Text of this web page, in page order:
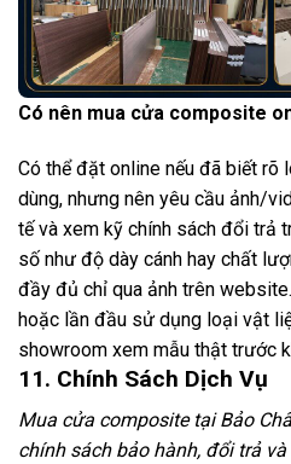
Có nên mua cửa composite
Có thể đặt online nếu đã biết rõ
dùng, nhưng nên yêu cầu ảnh/
tế và xem kỹ chính sách đổi trả
số như độ dày cánh hay chất
đầy đủ chỉ qua ảnh trên
hoặc lần đầu sử dụng loại vật
showroom xem mẫu thật trước
11. Chính Sách Dịch Vụ
Mua cửa composite tại Bảo
chính sách bảo hành, đổi trả